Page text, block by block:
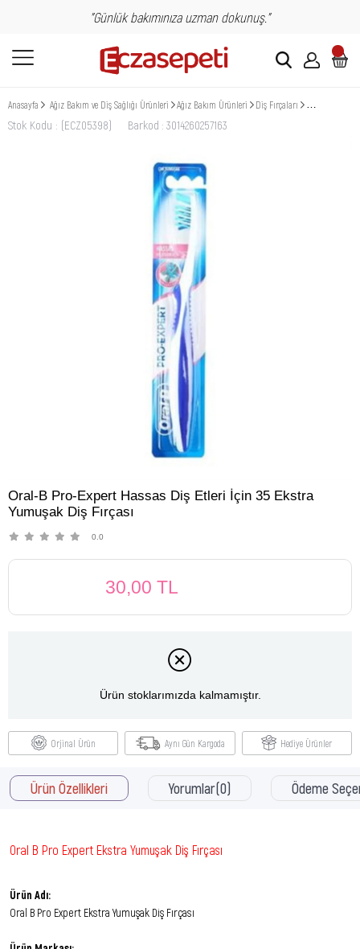
"Günlük bakımınıza uzman dokunuş."
Anasayfa Ağız Bakım ve Diş Sağlığı Ürünleri Ağız Bakım Ürünleri Diş Fırçaları Oral-B Pro-
Stok Kodu (ECZ05398) Barkod : 3014260257163
Oral-B Pro-Expert Hassas Diş Etleri İçin 35 Ekstra
Yumuşak Diş Fırçası
0.0
30,00 TL
Ürün stoklarımızda kalmamıştır.
Orjinal Ürün Aynı Gün Kargoda Hediye Ürünler
Ürün Özellikleri Yorumlar(0) Ödeme
Oral B Pro Expert Ekstra Yumuşak Diş Fırçası
Ürün Adı:
Oral B Pro Expert Ekstra Yumuşak Diş Fırçası